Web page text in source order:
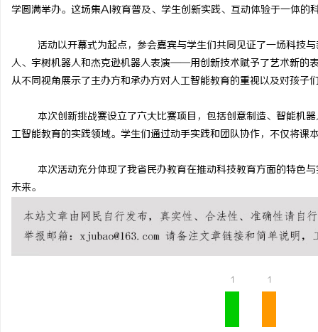
学圆满举办。这场集AI教育普及、学生创新实践、互动体验于一体的
活动以开幕式为起点，参会嘉宾与学生们共同见证了一场科技
人、宇树机器人和杰克逊机器人表演——用创新技术赋予了艺术新的
从不同视角展示了主办方和承办方对人工智能教育的重视以及对孩子
本次创新挑战赛设立了六大比赛项目，包括创意制造、智能机
工智能教育的实践领域。学生们通过动手实践和团队协作，不仅将课
本次活动充分体现了我省民办教育在推动科技教育方面的特色
未来。
1 1